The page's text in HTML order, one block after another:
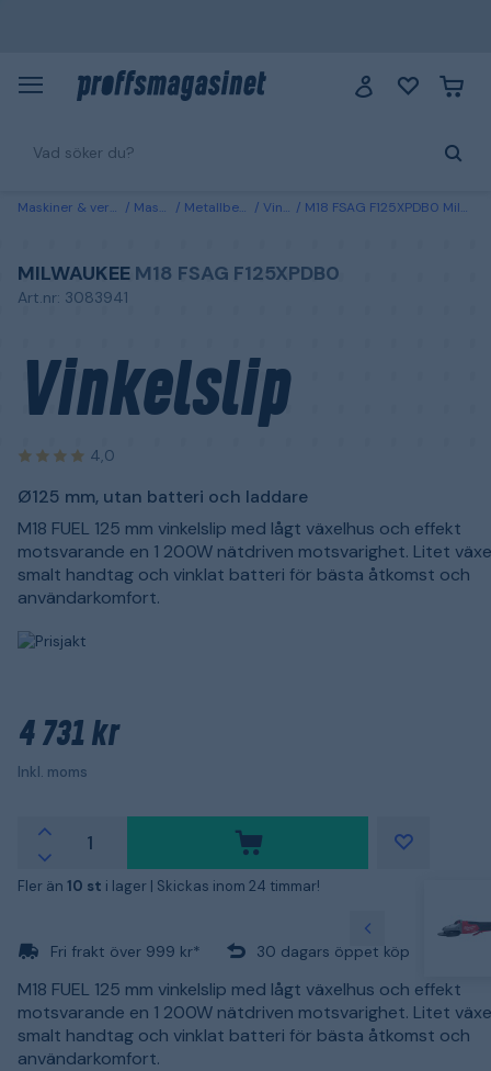
Maskiner & verktyg Maskiner Metallbearbetning Vinkelslipar M18 FSAG F125XPDB0 Milwaukee Vinkelslip Ø125 mm, utan batteri och laddare
MILWAUKEE M18 FSAG F125XPDB0
Art.nr: 3083941
Vinkelslip
4,0
Ø125 mm, utan batteri och laddare
M18 FUEL 125 mm vinkelslip med lågt växelhus och effekt
motsvarande en 1 200W nätdriven motsvarighet. Litet
smalt handtag och vinklat batteri för bästa åtkomst och
användarkomfort.
4 731 kr
Inkl. moms
Fler än 10 st i lager | Skickas inom 24 timmar!
Fri frakt över 999 kr* 30 dagars öppet köp
M18 FUEL 125 mm vinkelslip med lågt växelhus och effekt
motsvarande en 1 200W nätdriven motsvarighet. Litet
smalt handtag och vinklat batteri för bästa åtkomst och
användarkomfort.